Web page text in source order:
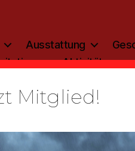
Ausstattung
Aktivitäten
Mitglied!